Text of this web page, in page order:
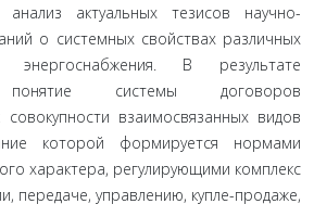
актуальных тезисов научно-
о системных свойствах различных
В результате
понятие системы договоров
совокупности взаимосвязанных видов
которой формируется нормами
характера, регулирующими комплекс
передаче, управлению, купле-продаже,